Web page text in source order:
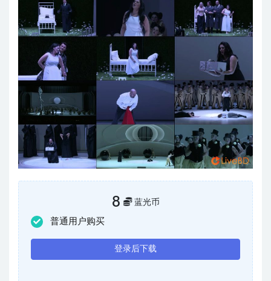
8 蓝光币
普通用户购买
登录后下载